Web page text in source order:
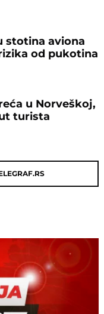
stotina aviona
od pukotina
u Norveškoj,
turista